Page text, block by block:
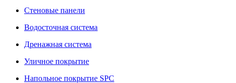
Стеновые панели
Водосточная система
Дренажная система
Уличное покрытие
Напольное покрытие SPC